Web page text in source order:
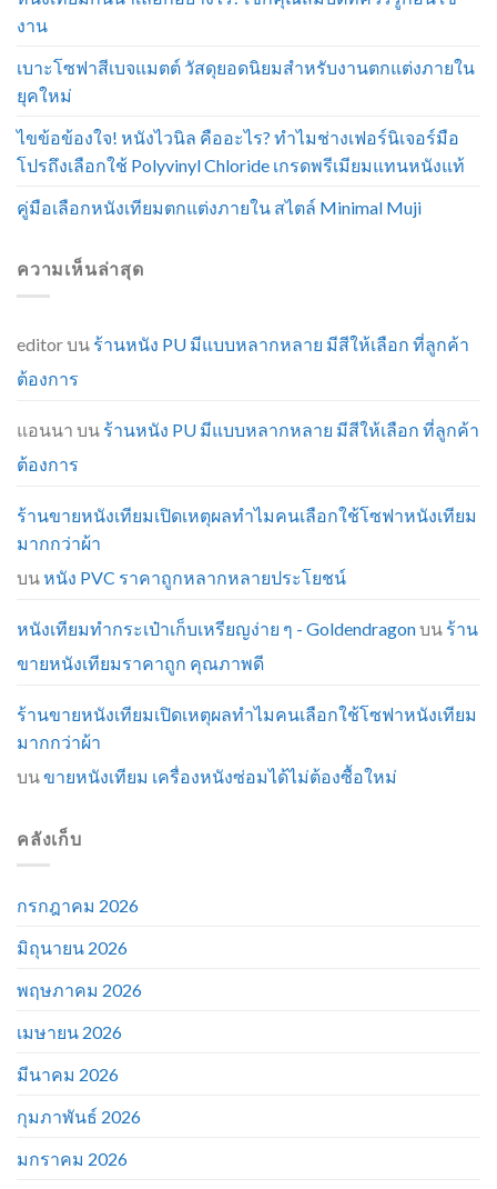
งาน
เบาะโซฟาสีเบจแมตต์ วัสดุยอดนิยมสำหรับงานตกแต่งภายใน
ยุคใหม่
ไขข้อข้องใจ! หนังไวนิล คืออะไร? ทำไมช่างเฟอร์นิเจอร์มือ
โปรถึงเลือกใช้ Polyvinyl Chloride เกรดพรีเมียมแทนหนังแท้
คู่มือเลือกหนังเทียมตกแต่งภายใน สไตล์ Minimal Muji
ความเห็นล่าสุด
editorบน ร้านหนัง PU มีแบบหลากหลาย มีสีให้เลือก ที่ลูกค้า
ต้องการ
แอนนา บน ร้านหนัง PU มีแบบหลากหลาย มีสีให้เลือก ที่ลูกค้า
ต้องการ
ร้านขายหนังเทียมเปิดเหตุผลทำไมคนเลือกใช้โซฟาหนังเทียม
มากกว่าผ้า
บนหนัง PVC ราคาถูกหลากหลายประโยชน์
หนังเทียมทำกระเป๋าเก็บเหรียญง่าย ๆ - Goldendragonบน ร้าน
ขายหนังเทียมราคาถูก คุณภาพดี
ร้านขายหนังเทียมเปิดเหตุผลทำไมคนเลือกใช้โซฟาหนังเทียม
มากกว่าผ้า
บนขายหนังเทียม เครื่องหนังซ่อมได้ไม่ต้องซื้อใหม่
คลังเก็บ
กรกฎาคม 2026
มิถุนายน 2026
พฤษภาคม 2026
เมษายน 2026
มีนาคม 2026
กุมภาพันธ์ 2026
มกราคม 2026